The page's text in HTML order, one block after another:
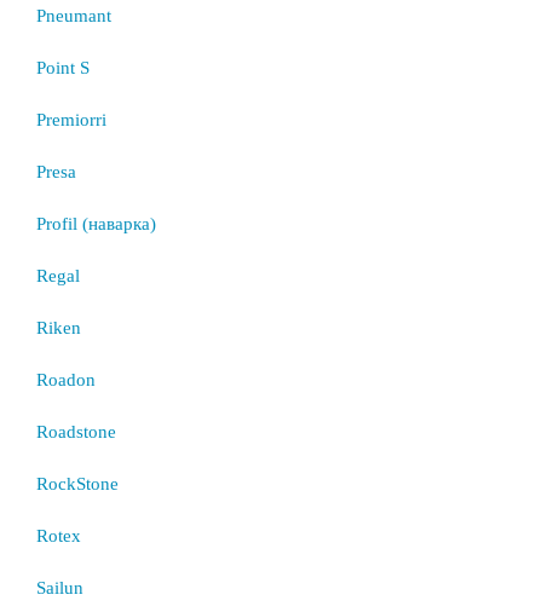
Pneumant
Point S
Premiorri
Presa
Profil (наварка)
Regal
Riken
Roadon
Roadstone
RockStone
Rotex
Sailun